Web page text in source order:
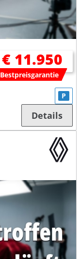
€ 11.950
Bestpreisgarantie
P
Details